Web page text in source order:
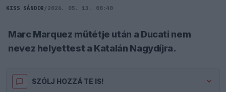
KISS SÁNDOR / 2026. 05. 13. 08:40
Marc Marquez műtétje után a Ducati nem
nevez helyettest a Katalán Nagydíjra.
SZÓLJ HOZZÁ TE IS!